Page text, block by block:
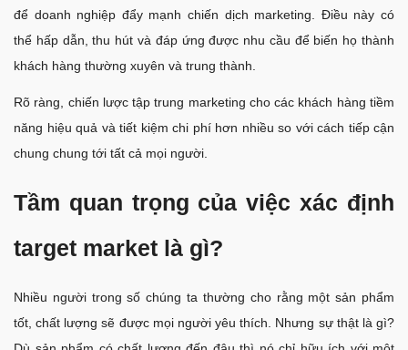
để doanh nghiệp đẩy mạnh chiến dịch marketing. Điều này có
thể hấp dẫn, thu hút và đáp ứng được nhu cầu để biến họ thành
khách hàng thường xuyên và trung thành.
Rõ ràng, chiến lược tập trung marketing cho các khách hàng tiềm
năng hiệu quả và tiết kiệm chi phí hơn nhiều so với cách tiếp cận
chung chung tới tất cả mọi người.
Tầm quan trọng của việc xác định
target market là gì?
Nhiều người trong số chúng ta thường cho rằng một sản phẩm
tốt, chất lượng sẽ được mọi người yêu thích. Nhưng sự thật là gì?